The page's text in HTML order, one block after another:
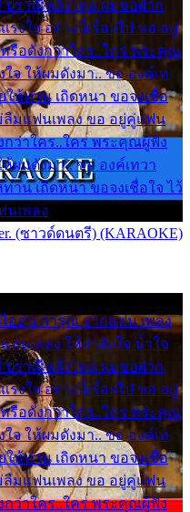
ปราณีหลั่งไหล ผมขอฝาก
รงใจ อย่างนี้เรื่อยไป ขอ อยู่
รือดังกว่าใคร..ใคร พระคุณ
จ ให้ผมดังมา.. ขอ องค์เท
ห้ท่าน เถิดหนา ขอจงเชื่อ
ลืมแฟนเพลง ขอ อยู่คู่แฟน
กว่าใคร..ใคร พระคุณผู้ฟัง
ผมดังมา.. ขอ องค์เทวา
น เถิดหนา ขอจงเชื่อใจ ไว้
นเพลง
(ซาวด์ดนตรี) (KARAOKE)
ออุ่น การุณ จากแฟน เพลง
ฟนเพลง ให้กำลังใจ น้ำใจ
ปราณีหลั่งไหล ผมขอฝาก
รงใจ อย่างนี้เรื่อยไป ขอ อยู่
รือดังกว่าใคร..ใคร พระคุณ
จ ให้ผมดังมา.. ขอ องค์เท
ห้ท่าน เถิดหนา ขอจงเชื่อ
ลืมแฟนเพลง ขอ อยู่คู่แฟน
กว่าใคร..ใคร พระคุณผู้ฟัง